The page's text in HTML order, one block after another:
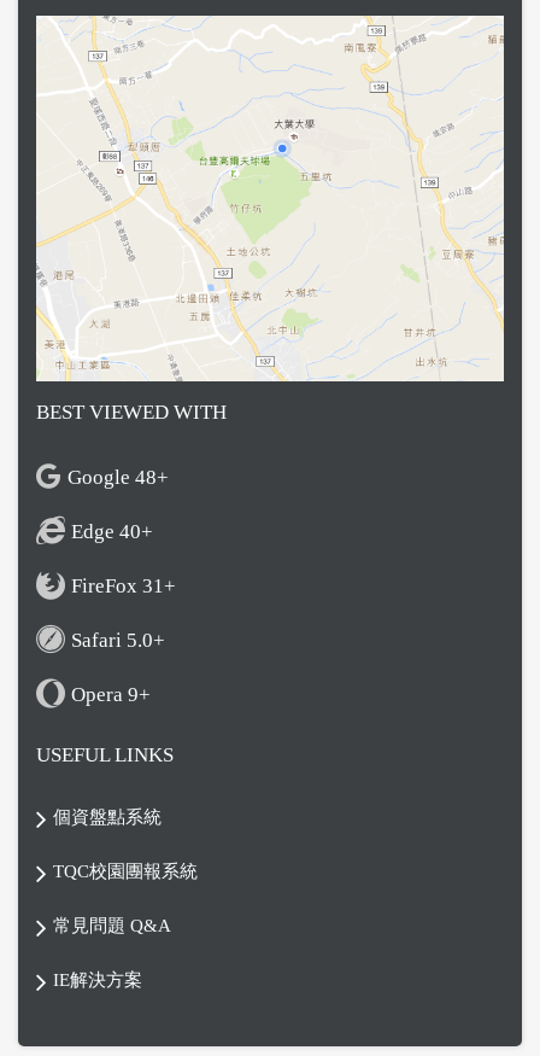
BEST VIEWED WITH
Google 48+
Edge 40+
FireFox 31+
Safari 5.0+
Opera 9+
USEFUL LINKS
個資盤點系統
TQC校園團報系統
常見問題 Q&A
IE解決方案